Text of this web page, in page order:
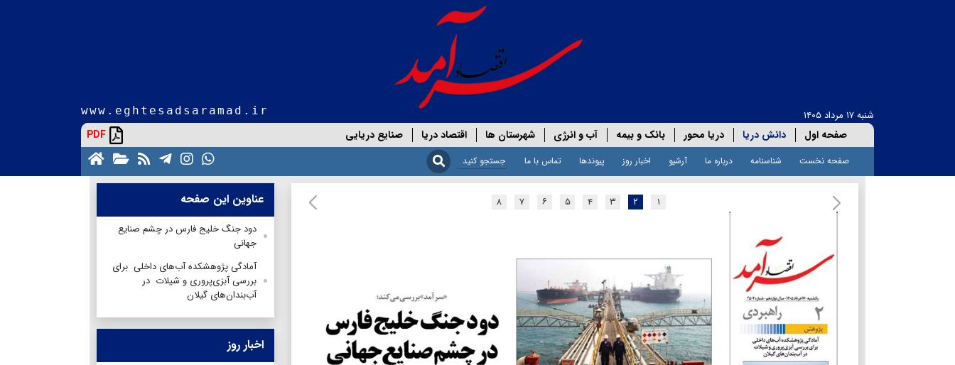
شنبه ۱۷ مرداد ۱۴۰۵ www.eghtesadsaramad.ir
صفحه اول دانش دریا دریا محور بانک و بیمه آب و انرژی شهرستان ها اقتصاد دریا صنایع دریایی PDF
صفحه نخست شناسنامه درباره ما آرشیو اخبار روز پیوندها تماس با ما
۱ ۲ ۳ ۴ ۵ ۶ ۷ ۸ عناوین این صفحه
دود جنگ خلیج فارس در چشم صنایع
جهانی
آمادگی پژوهشکده آب‌های داخلی برای
بررسی آبزی‌پروری و شیلات در
آب‌بندان‌های گیلان
اخبار روز